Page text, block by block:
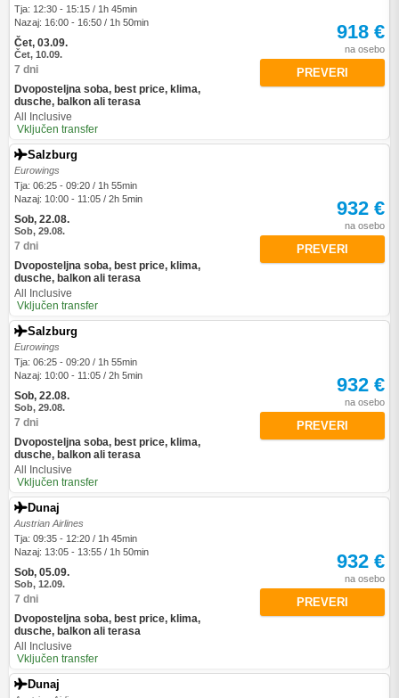
Tja: 12:30 - 15:15 / 1h 45min
Nazaj: 16:00 - 16:50 / 1h 50min
Čet, 03.09.
Čet, 10.09.
7 dni
Dvoposteljna soba, best price, klima,
dusche, balkon ali terasa
All Inclusive
Vključen transfer
918 €
na osebo
PREVERI
Salzburg
Eurowings
Tja: 06:25 - 09:20 / 1h 55min
Nazaj: 10:00 - 11:05 / 2h 5min
Sob, 22.08.
Sob, 29.08.
7 dni
Dvoposteljna soba, best price, klima,
dusche, balkon ali terasa
All Inclusive
Vključen transfer
932 €
na osebo
PREVERI
Salzburg
Eurowings
Tja: 06:25 - 09:20 / 1h 55min
Nazaj: 10:00 - 11:05 / 2h 5min
Sob, 22.08.
Sob, 29.08.
7 dni
Dvoposteljna soba, best price, klima,
dusche, balkon ali terasa
All Inclusive
Vključen transfer
932 €
na osebo
PREVERI
Dunaj
Austrian Airlines
Tja: 09:35 - 12:20 / 1h 45min
Nazaj: 13:05 - 13:55 / 1h 50min
Sob, 05.09.
Sob, 12.09.
7 dni
Dvoposteljna soba, best price, klima,
dusche, balkon ali terasa
All Inclusive
Vključen transfer
932 €
na osebo
PREVERI
Dunaj